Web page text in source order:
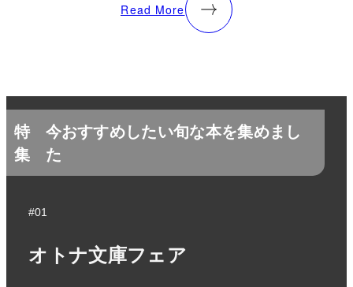
Read More
特
集
今おすすめしたい旬な本を集めまし
た
#01
オトナ文庫フェア